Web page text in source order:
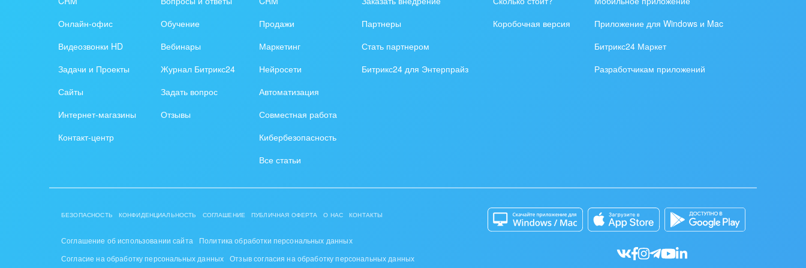
Трудоустройство
АПК и пищевая
промышленность
конференции
Изготовление памятников и
мемориальных комплексов
Инвестиционный бизнес
Онлайн-офис
Видеозвонки HD
Задачи и Проекты
Сайты
Интернет-магазины
Контакт-центр
Обучение
Вебинары
Журнал Битрикс24
Задать вопрос
Отзывы
Продажи
Маркетинг
Нейросети
Автоматизация
Совместная работа
Кибербезопасность
Все статьи
Партнеры
Стать партнером
Битрикс24 для Энтерпрайз
Коробочная версия
Приложение для Windows и Mac
Битрикс24 Маркет
Разработчикам приложений
БЕЗОПАСНОСТЬ КОНФИДЕНЦИАЛЬНОСТЬ СОГЛАШЕНИЕ ПУБЛИЧНАЯ ОФЕРТА О НАС КОНТАКТЫ
Соглашение об использовании сайта
Политика обработки персональных данных
Согласие на обработку персональных данных Отзыв согласия на обработку персональных данных